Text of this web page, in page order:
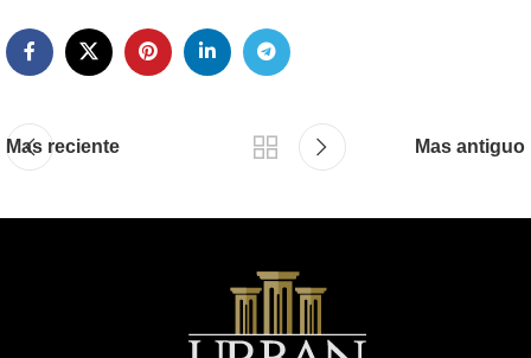
Mas reciente Mas antiguo